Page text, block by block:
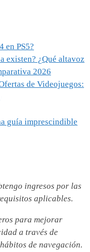
en PS5?
existen? ¿Qué altavoz
2026
de Videojuegos:
guía imprescindible
ingresos por las
aplicables.
para mejorar
a través de
de navegación.